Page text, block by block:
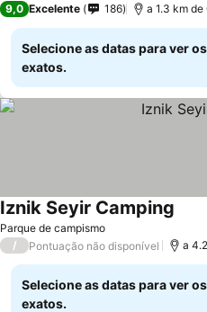
9,0 Excelente 186 a 1.3 km
Selecione as datas para ver
exatos.
Parque de campismo
Iznik Seyir Camping
/ Pontuação não disponível a
Selecione as datas para ver
exatos.